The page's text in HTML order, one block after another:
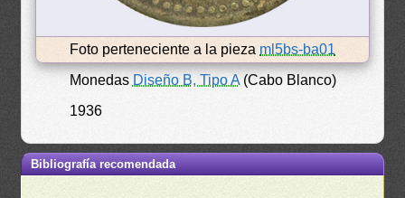
Foto perteneciente a la pieza ml5bs-ba01
Monedas Diseño B, Tipo A(Cabo Blanco)
1936
Bibliografía recomendada